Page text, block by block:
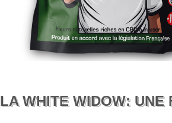
LA WHITE WIDOW: UNE